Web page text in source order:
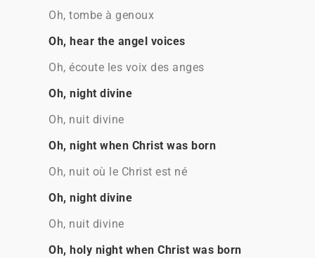
Oh, tombe à genoux
Oh, hear the angel voices
Oh, écoute les voix des anges
Oh, night divine
Oh, nuit divine
Oh, night when Christ was born
Oh, nuit où le Christ est né
Oh, night divine
Oh, nuit divine
Oh, holy night when Christ was born